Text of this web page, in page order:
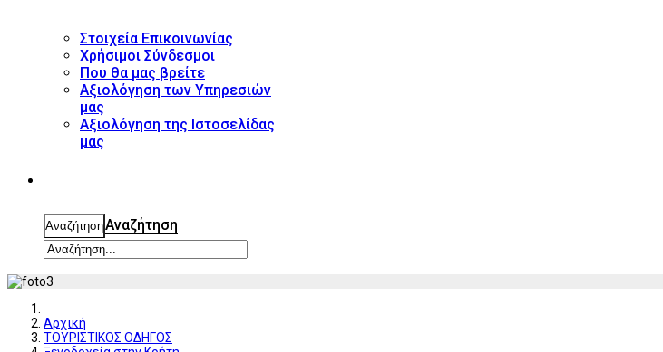
Στοιχεία Επικοινωνίας
Χρήσιμοι Σύνδεσμοι
Που θα μας βρείτε
Αξιολόγηση των Υπηρεσιών
μας
Αξιολόγηση της Ιστοσελίδας
μας
ΑναζήτησηΑναζήτηση
Αρχική
ΤΟΥΡΙΣΤΙΚΟΣ ΟΔΗΓΟΣ